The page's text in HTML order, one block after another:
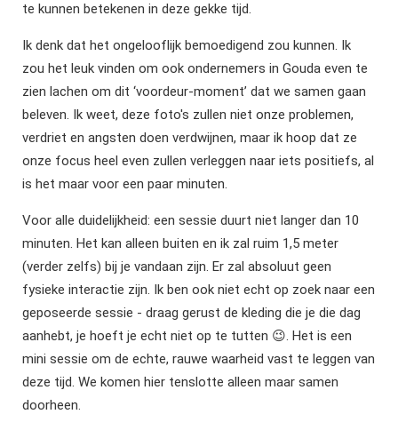
te kunnen betekenen in deze gekke tijd.
Ik denk dat het ongelooflijk bemoedigend zou kunnen. Ik
zou het leuk vinden om ook ondernemers in Gouda even te
zien lachen om dit ‘voordeur-moment’ dat we samen gaan
beleven. Ik weet, deze foto's zullen niet onze problemen,
verdriet en angsten doen verdwijnen, maar ik hoop dat ze
onze focus heel even zullen verleggen naar iets positiefs, al
is het maar voor een paar minuten.
Voor alle duidelijkheid: een sessie duurt niet langer dan 10
minuten. Het kan alleen buiten en ik zal ruim 1,5 meter
(verder zelfs) bij je vandaan zijn. Er zal absoluut geen
fysieke interactie zijn. Ik ben ook niet echt op zoek naar een
geposeerde sessie - draag gerust de kleding die je die dag
aanhebt, je hoeft je echt niet op te tutten 😉. Het is een
mini sessie om de echte, rauwe waarheid vast te leggen van
deze tijd. We komen hier tenslotte alleen maar samen
doorheen.